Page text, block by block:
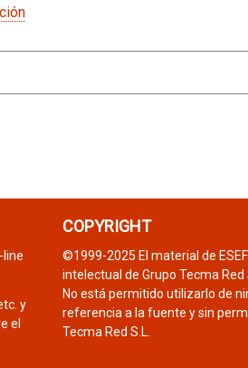
line
y
el
COPYRIGHT
©1999-2025 El material de
intelectual de Grupo Tecma Red
No está permitido utilizarlo de
referencia a la fuente y sin
Tecma Red S.L.